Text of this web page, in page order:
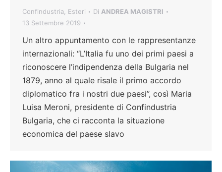
Confindustria Esteri Di ANDREA MAGISTRI
13 Settembre 2019
Un altro appuntamento con le rappresentanze
internazionali: “L’Italia fu uno dei primi paesi a
riconoscere l’indipendenza della Bulgaria nel
1879, anno al quale risale il primo accordo
diplomatico fra i nostri due paesi”, così Maria
Luisa Meroni, presidente di Confindustria
Bulgaria, che ci racconta la situazione
economica del paese slavo